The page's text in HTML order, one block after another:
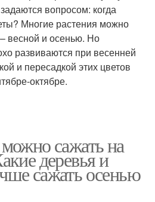
вопросом: когда
Многие растения можно
весной и осенью. Но
развиваются при весенней
и пересадкой этих цветов
октябре.
сажать на
деревья и
сажать осенью